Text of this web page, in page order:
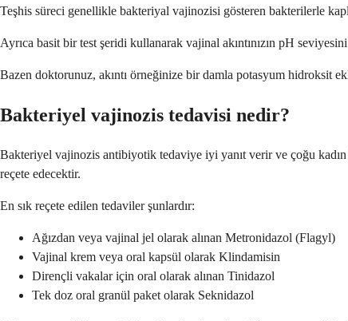
Teşhis süreci genellikle bakteriyal vajinozisi gösteren bakterilerle
Ayrıca basit bir test şeridi kullanarak vajinal akıntınızın pH
Bazen doktorunuz, akıntı örneğinize bir damla potasyum hidroksit
Bakteriyel vajinozis tedavisi nedir?
Bakteriyel vajinozis antibiyotik tedaviye iyi yanıt verir ve çoğu
reçete edecektir.
En sık reçete edilen tedaviler şunlardır:
Ağızdan veya vajinal jel olarak alınan Metronidazol (Flagyl)
Vajinal krem veya oral kapsül olarak Klindamisin
Dirençli vakalar için oral olarak alınan Tinidazol
Tek doz oral granül paket olarak Seknidazol